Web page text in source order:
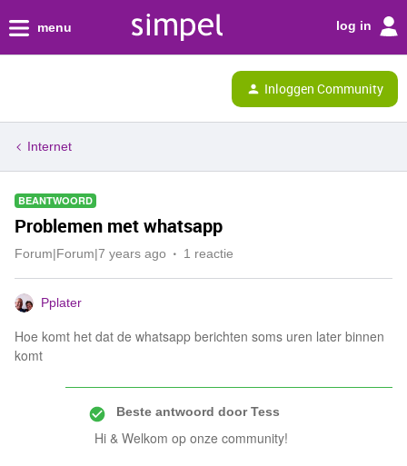
menu log in
Inloggen Community
Internet
BEANTWOORD
Problemen met whatsapp
Forum|Forum|7 years ago 1 reactie
Pplater
Hoe komt het dat de whatsapp berichten soms uren later binnen
komt
Beste antwoord doorTess
Hi & Welkom op onze community!